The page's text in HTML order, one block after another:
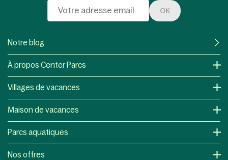
OK
Notre blog
À propos Center Parcs
Villages de vacances
Maison de vacances
Parcs aquatiques
Nos offres